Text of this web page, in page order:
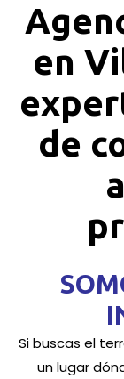
en
de
Si buscas el
un lugar